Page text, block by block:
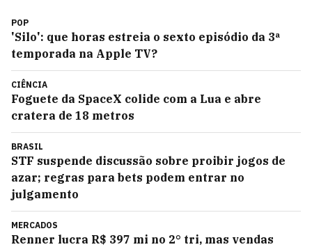
POP
'Silo': que horas estreia o sexto episódio da 3ª
temporada na Apple TV?
CIÊNCIA
Foguete da SpaceX colide com a Lua e abre
cratera de 18 metros
BRASIL
STF suspende discussão sobre proibir jogos de
azar; regras para bets podem entrar no
julgamento
MERCADOS
Renner lucra R$ 397 mi no 2° tri, mas vendas